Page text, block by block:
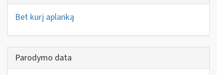
Bet kurį aplanką
Parodymo data